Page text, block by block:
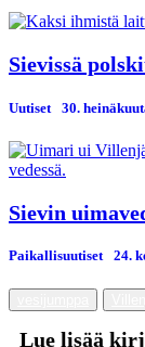
Sievissä
Uutiset 30.
Sievin
Paikallisuutiset 24.
Lue lisää